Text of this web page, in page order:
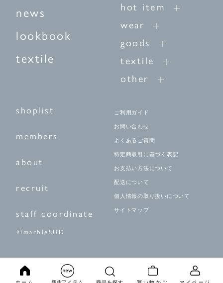
news
lookbook
textile
hot item
wear
goods
textile
other
shoplist
members
about
recruit
staff coordinate
ご利用ガイド
お問い合わせ
よくあるご質問
特定商取引に基づく表記
お支払い方法について
配送について
個人情報の取り扱いについて
サイトマップ
©marbleSUD